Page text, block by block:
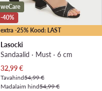
extra -25% Kood: LAST
weCare
-40%
Lasocki
Sandaalid · Must · 6 cm
Praegune hind
32,99€
Tavahind54,99 €
Madalaim hind54,99 €